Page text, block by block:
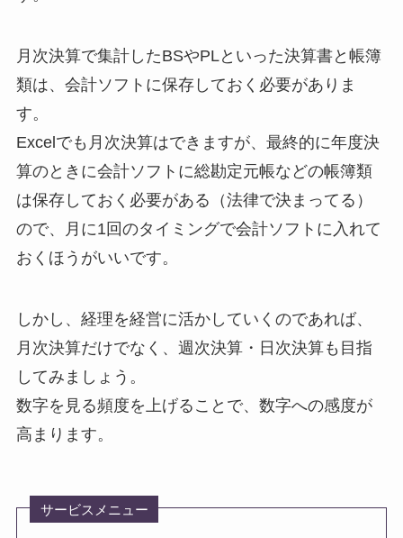
月次決算で集計したBSやPLといった決算書と帳簿
類は、会計ソフトに保存しておく必要がありま
す。
Excelでも月次決算はできますが、最終的に年度決
算のときに会計ソフトに総勘定元帳などの帳簿類
は保存しておく必要がある（法律で決まってる）
ので、月に1回のタイミングで会計ソフトに入れて
おくほうがいいです。
しかし、経理を経営に活かしていくのであれば、
月次決算だけでなく、週次決算・日次決算も目指
してみましょう。
数字を見る頻度を上げることで、数字への感度が
高まります。
サービスメニュー